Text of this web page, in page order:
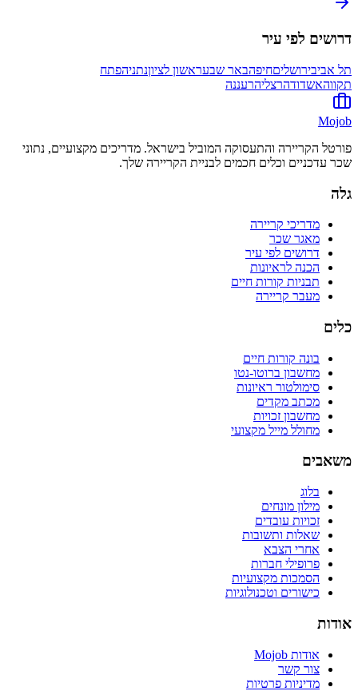
דרושים לפי עיר
תל אביבירושליםחיפהבאר שבעראשון לציוןנתניהפתח
תקווהאשדודהרצליהרעננה
Mojob
פורטל הקריירה והתעסוקה המוביל בישראל. מדריכים מקצועיים, נתוני
שכר עדכניים וכלים חכמים לבניית הקריירה שלך.
גלה
מדריכי קריירה
מאגר שכר
דרושים לפי עיר
הכנה לראיונות
תבניות קורות חיים
מעבר קריירה
כלים
בונה קורות חיים
מחשבון ברוטו-נטו
סימולטור ראיונות
מכתב מקדים
מחשבון זכויות
מחולל מייל מקצועי
משאבים
בלוג
מילון מונחים
זכויות עובדים
שאלות ותשובות
אחרי הצבא
פרופילי חברות
הסמכות מקצועיות
כישורים וטכנולוגיות
אודות
אודות Mojob
צור קשר
מדיניות פרטיות